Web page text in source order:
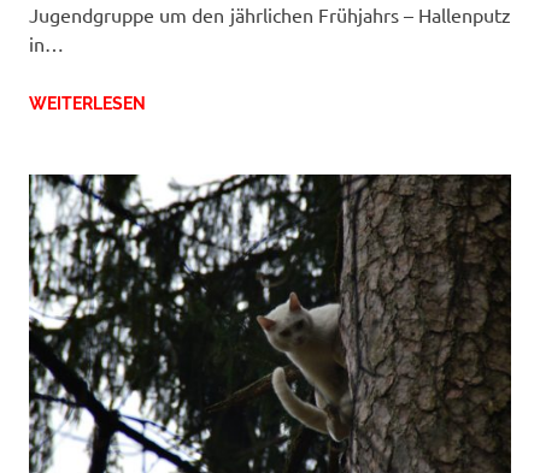
Jugendgruppe um den jährlichen Frühjahrs – Hallenputz
in…
WEITERLESEN